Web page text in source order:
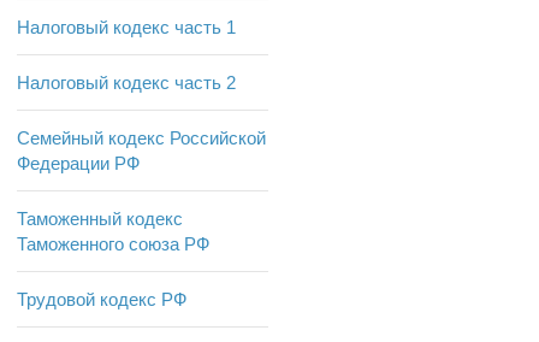
Налоговый кодекс часть 1
Налоговый кодекс часть 2
Семейный кодекс Российской
Федерации РФ
Таможенный кодекс
Таможенного союза РФ
Трудовой кодекс РФ